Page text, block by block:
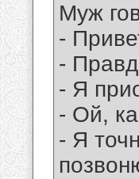
Муж
-
-
- Я
- Ой,
- Я